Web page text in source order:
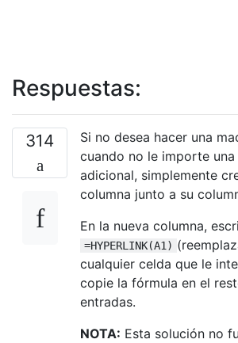
Respuestas:
314
Si no desea hacer una
cuando no le importe una
adicional, simplemente
columna junto a su
En la nueva columna,
=HYPERLINK(A1)
cualquier celda que le
copie la fórmula en el
entradas.
NOTA: Esta solución no